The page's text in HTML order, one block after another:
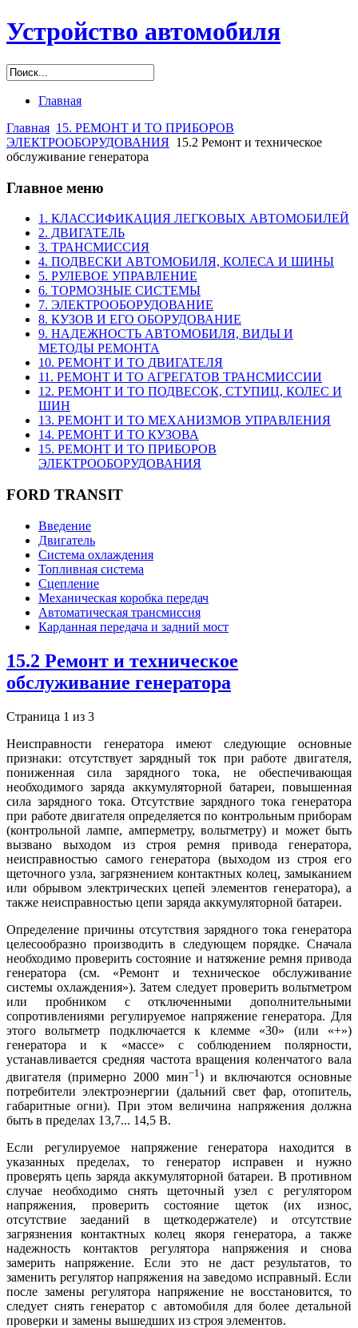
Устройство автомобиля
Главная
Главная 15. РЕМОНТ И ТО ПРИБОРОВ
ЭЛЕКТРООБОРУДОВАНИЯ 15.2 Ремонт и техническое
обслуживание генератора
Главное меню
1. КЛАССИФИКАЦИЯ ЛЕГКОВЫХ АВТОМОБИЛЕЙ
2. ДВИГАТЕЛЬ
3. ТРАНСМИССИЯ
4. ПОДВЕСКИ АВТОМОБИЛЯ, КОЛЕСА И ШИНЫ
5. РУЛЕВОЕ УПРАВЛЕНИЕ
6. ТОРМОЗНЫЕ СИСТЕМЫ
7. ЭЛЕКТРООБОРУДОВАНИЕ
8. КУЗОВ И ЕГО ОБОРУДОВАНИЕ
9. НАДЕЖНОСТЬ АВТОМОБИЛЯ, ВИДЫ И
МЕТОДЫ РЕМОНТА
10. РЕМОНТ И ТО ДВИГАТЕЛЯ
11. РЕМОНТ И ТО АГРЕГАТОВ ТРАНСМИССИИ
12. РЕМОНТ И ТО ПОДВЕСОК, СТУПИЦ, КОЛЕС И
ШИН
13. РЕМОНТ И ТО МЕХАНИЗМОВ УПРАВЛЕНИЯ
14. РЕМОНТ И ТО КУЗОВА
15. РЕМОНТ И ТО ПРИБОРОВ
ЭЛЕКТРООБОРУДОВАНИЯ
FORD TRANSIT
Введение
Двигатель
Система охлаждения
Топливная система
Сцепление
Механическая коробка передач
Автоматическая трансмиссия
Карданная передача и задний мост
15.2 Ремонт и техническое
обслуживание генератора
Страница 1 из 3
Неисправности генератора имеют следующие основные
признаки: отсутствует зарядный ток при работе двигателя,
пониженная сила зарядного тока, не обеспечивающая
необходимого заряда аккумуляторной батареи, повышенная
сила зарядного тока. Отсутствие зарядного тока генератора
при работе двигателя определяется по контрольным приборам
(контрольной лампе, амперметру, вольтметру) и может быть
вызвано выходом из строя ремня привода генератора,
неисправностью самого генератора (выходом из строя его
щеточного узла, загрязнением контактных колец, замыканием
или обрывом электрических цепей элементов генератора), а
также неисправностью цепи заряда аккумуляторной батареи.
Определение причины отсутствия зарядного тока генератора
целесообразно производить в следующем порядке. Сначала
необходимо проверить состояние и натяжение ремня привода
генератора (см. «Ремонт и техническое обслуживание
системы охлаждения»). Затем следует проверить вольтметром
или пробником с отключенными дополнительными
сопротивлениями регулируемое напряжение генератора. Для
этого вольтметр подключается к клемме «30» (или «+»)
генератора и к «массе» с соблюдением полярности,
устанавливается средняя частота вращения коленчатого вала
двигателя (примерно 2000 мин−1 ) и включаются основные
потребители электроэнергии (дальний свет фар, отопитель,
габаритные огни). При этом величина напряжения должна
быть в пределах 13,7... 14,5 В.
Если регулируемое напряжение генератора находится в
указанных пределах, то генератор исправен и нужно
проверять цепь заряда аккумуляторной батареи. В противном
случае необходимо снять щеточный узел с регулятором
напряжения, проверить состояние щеток (их износ,
отсутствие заеданий в щеткодержателе) и отсутствие
загрязнения контактных колец якоря генератора, а также
надежность контактов регулятора напряжения и снова
замерить напряжение. Если это не даст результатов, то
заменить регулятор напряжения на заведомо исправный. Если
после замены регулятора напряжение не восстановится, то
следует снять генератор с автомобиля для более детальной
проверки и замены вышедших из строя элементов.